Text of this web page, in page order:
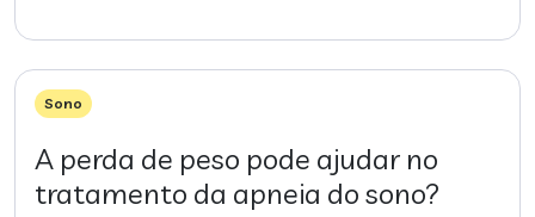
Sono
A perda de peso pode ajudar no
tratamento da apneia do sono?